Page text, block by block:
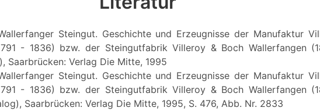
Steingut. Geschichte und Erzeugnisse der Manufaktur
- 1836) bzw. der Steingutfabrik Villeroy & Boch Wallerfangen
Saarbrücken: Verlag Die Mitte, 1995
Steingut. Geschichte und Erzeugnisse der Manufaktur
- 1836) bzw. der Steingutfabrik Villeroy & Boch Wallerfangen
Saarbrücken: Verlag Die Mitte, 1995, S. 476, Abb. Nr. 2833